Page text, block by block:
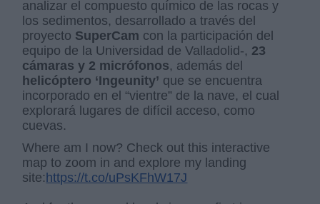
analizar el compuesto químico de las rocas y
los sedimentos, desarrollado a través del
proyecto SuperCam con la participación del
equipo de la Universidad de Valladolid-, 23
cámaras y 2 micrófonos, además del
helicóptero ‘Ingeunity’ que se encuentra
incorporado en el “vientre” de la nave, el cual
explorará lugares de difícil acceso, como
cuevas.
Where am I now? Check out this interactive
map to zoom in and explore my landing
site:https://t.co/uPsKFhW17J